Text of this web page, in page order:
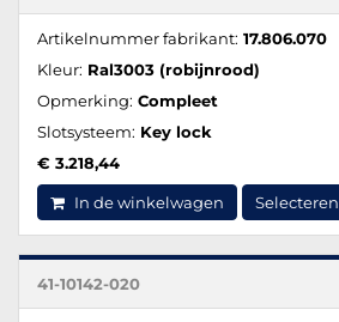
Artikelnummer fabrikant: 17.806.070
Kleur: Ral3003 (robijnrood)
Opmerking: Compleet
Slotsysteem: Key lock
€ 3.218,44
In de winkelwagen Selecteren
41-10142-020